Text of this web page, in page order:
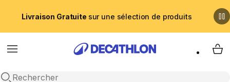
Livraison Gratuite sur une sélection de produits
Menu
Recherche ouverte
My